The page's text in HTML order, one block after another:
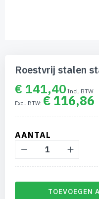
naar
begin
Roestvrij stalen
€ 141,40
€ 116,86
AANTAL
TOEVOEGEN